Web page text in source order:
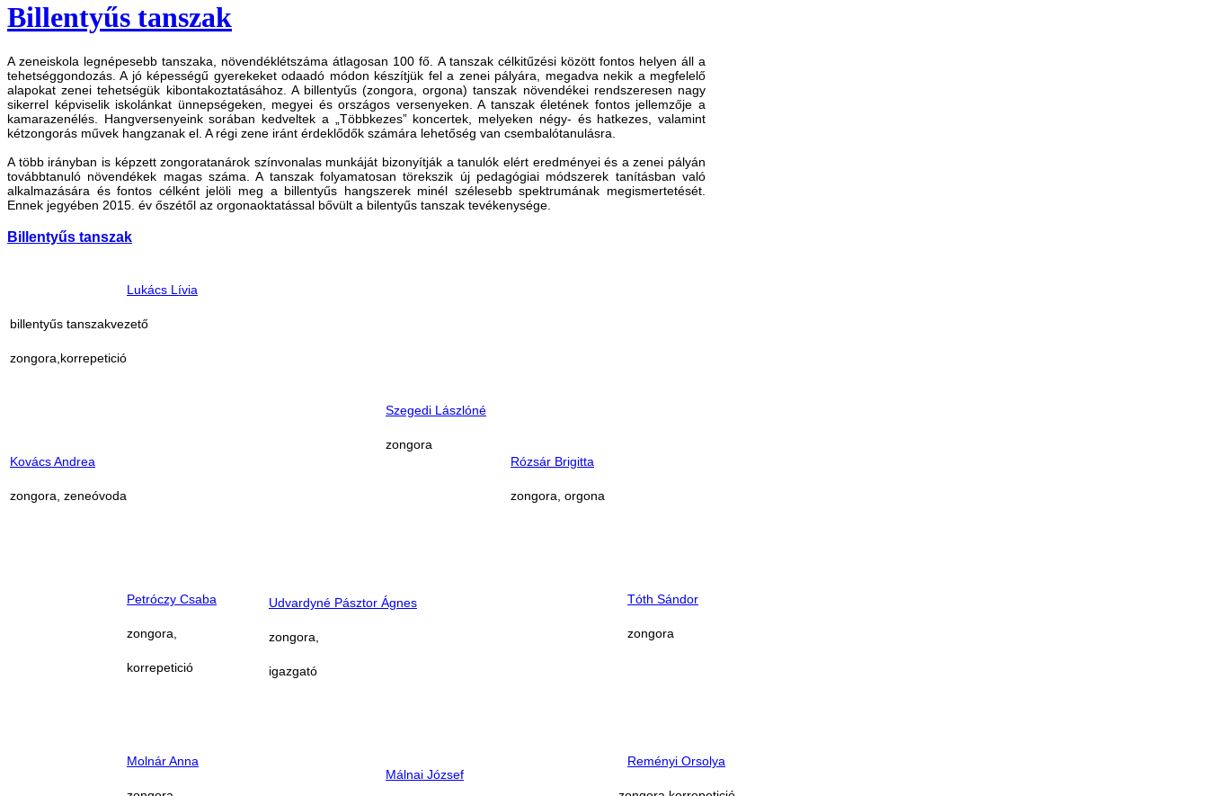
Billentyűs tanszak
A zeneiskola legnépesebb tanszaka, növendéklétszáma átlagosan 100 fő. A tanszak célkitűzési között fontos helyen áll a
tehetséggondozás. A jó képességű gyerekeket odaadó módon készítjük fel a zenei pályára, megadva nekik a megfelelő
alapokat zenei tehetségük kibontakoztatásához. A billentyűs (zongora, orgona) tanszak növendékei rendszeresen nagy
sikerrel képviselik iskolánkat ünnepségeken, megyei és országos versenyeken. A tanszak életének fontos jellemzője a
kamarazenélés. Hangversenyeink sorában kedveltek a „Többkezes” koncertek, melyeken négy- és hatkezes, valamint
kétzongorás művek hangzanak el. A régi zene iránt érdeklődők számára lehetőség van csembalótanulásra.
A több irányban is képzett zongoratanárok színvonalas munkáját bizonyítják a tanulók elért eredményei és a zenei pályán
továbbtanuló növendékek magas száma. A tanszak folyamatosan törekszik új pedagógiai módszerek tanításban való
alkalmazására és fontos célként jelöli meg a billentyűs hangszerek minél szélesebb spektrumának megismertetését.
Ennek jegyében 2015. év őszétől az orgonaoktatással bővült a bilentyűs tanszak tevékenysége.
Billentyűs tanszak
Lukács Lívia
billentyűs tanszakvezető
zongora, korrepetició
Kovács Andrea
zongora, zeneóvoda
Szegedi Lászlóné
zongora
Rózsár Brigitta
zongora, orgona
Petróczy Csaba
zongora,
korrepetició
Udvardyné Pásztor Ágnes
zongora,
igazgató
Tóth Sándor
zongora
Molnár Anna
Málnai József
Reményi Orsolya